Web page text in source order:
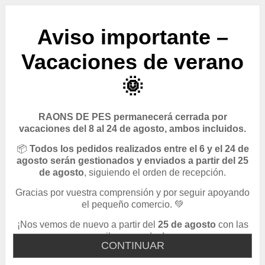
CONTINUAR
Aviso importante –
Vacaciones de verano
🌞
RAONS DE PES permanecerá cerrada por
vacaciones del 8 al 24 de agosto, ambos incluidos.
📦 Todos los pedidos realizados entre el 6 y el 24 de
agosto serán gestionados y enviados a partir del 25
de agosto, siguiendo el orden de recepción.
Gracias por vuestra comprensión y por seguir apoyando
el pequeño comercio. 💚
¡Nos vemos de nuevo a partir del 25 de agosto con las
pilas cargadas!